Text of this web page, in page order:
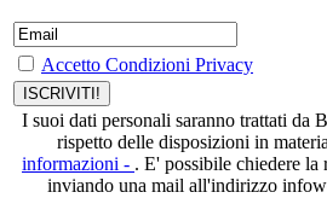
Accetto Condizioni Privacy
I suoi dati personali saranno trattati da
rispetto delle disposizioni in
informazioni - . E' possibile chiedere
inviando una mail all'indirizzo